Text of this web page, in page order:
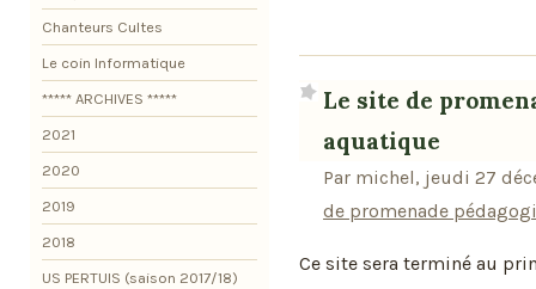
Le site de
aquatique
Par michel, jeudi 27
de promenade
Ce site sera terminé au
Chanteurs Cultes
Le coin Informatique
***** ARCHIVES *****
2021
2020
2019
2018
US PERTUIS (saison 2017/18)